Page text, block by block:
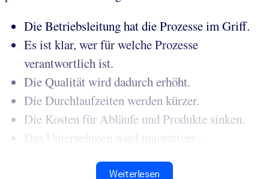
Die Betriebsleitung hat die Prozesse im Griff.
Es ist klar, wer für welche Prozesse
verantwortlich ist.
Die Qualität wird dadurch erhöht.
Die Durchlaufzeiten werden kürzer.
Die Kosten für Abläufe und Produkte sinken.
Das Unternehmen wird innovativer...
Weiterlesen